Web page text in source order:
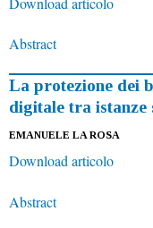
Abstract
La protezione dei
digitale tra
EMANUELE LA ROSA
Download articolo
Abstract